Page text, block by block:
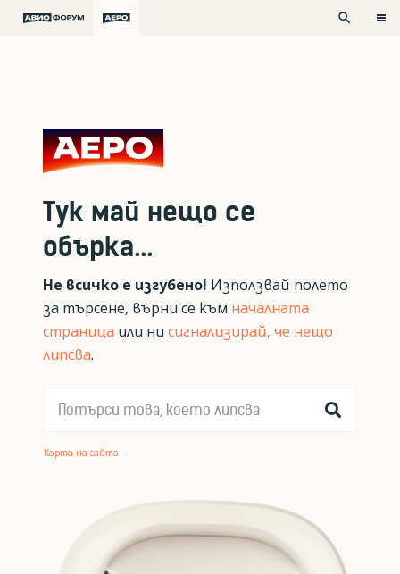
search
Тук май нещо се
обърка...
Не всичко е изгубено! Използвай полето
за търсене, върни се към началната
страница или ни сигнализирай, че нещо
липсва.
Карта на сайта